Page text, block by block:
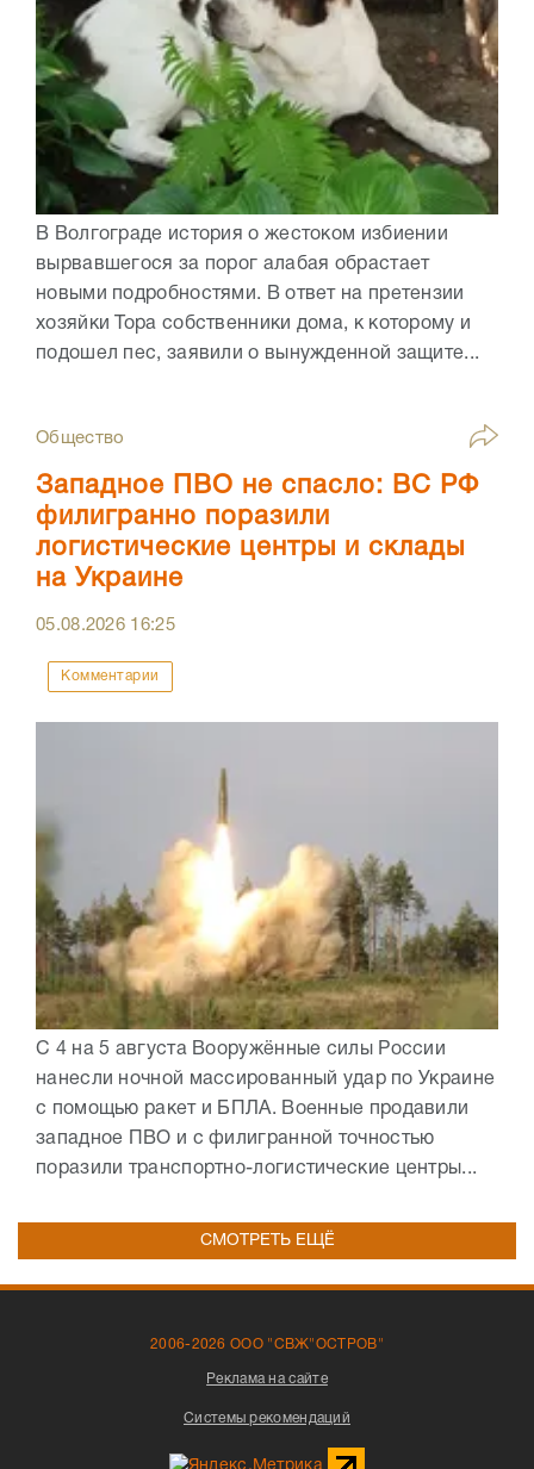
В Волгограде история о жестоком избиении
вырвавшегося за порог алабая обрастает
новыми подробностями. В ответ на претензии
хозяйки Тора собственники дома, к которому и
подошел пес, заявили о вынужденной защите...
Общество
Западное ПВО не спасло: ВС РФ
филигранно поразили
логистические центры и склады
на Украине
05.08.2026 16:25
Комментарии
С 4 на 5 августа Вооружённые силы России
нанесли ночной массированный удар по Украине
с помощью ракет и БПЛА. Военные продавили
западное ПВО и с филигранной точностью
поразили транспортно-логистические центры...
СМОТРЕТЬ ЕЩЁ
2006-2026 ООО "СВЖ"ОСТРОВ"
Реклама на сайте
Системы рекомендаций